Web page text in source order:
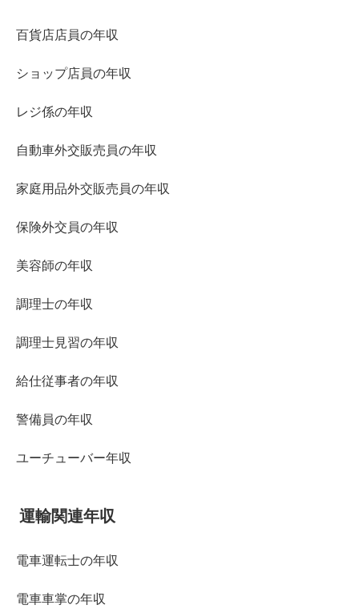
百貨店店員の年収
ショップ店員の年収
レジ係の年収
自動車外交販売員の年収
家庭用品外交販売員の年収
保険外交員の年収
美容師の年収
調理士の年収
調理士見習の年収
給仕従事者の年収
警備員の年収
ユーチューバー年収
運輸関連年収
電車運転士の年収
電車車掌の年収